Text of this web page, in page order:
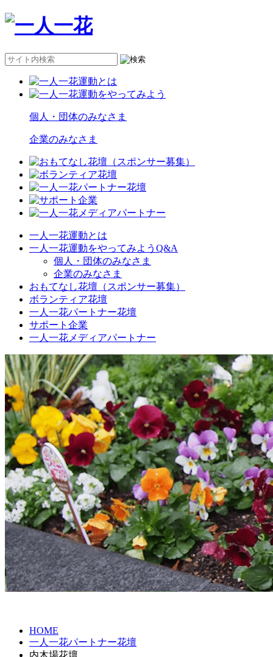
個人・団体のみなさま
企業のみなさま
一人一花運動とは
一人一花運動をやってみようQ&A
個人・団体のみなさま
企業のみなさま
おもてなし花壇（スポンサー募集）
ボランティア花壇
一人一花パートナー花壇
サポート企業
一人一花メディアパートナー
HOME
一人一花パートナー花壇
内木場花壇